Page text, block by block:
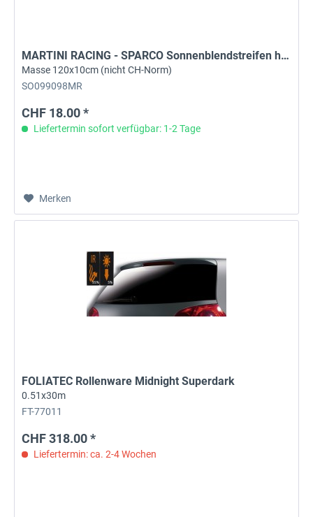
MARTINI RACING - SPARCO Sonnenblendstreifen hinten
Masse 120x10cm (nicht CH-Norm)
SO099098MR
CHF 18.00 *
Liefertermin sofort verfügbar: 1-2 Tage
Merken
FOLIATEC Rollenware Midnight Superdark
0.51x30m
FT-77011
CHF 318.00 *
Liefertermin: ca. 2-4 Wochen